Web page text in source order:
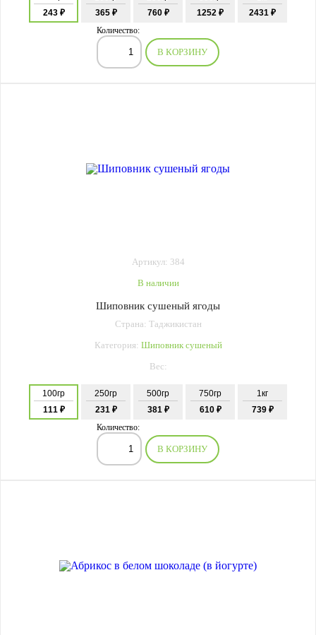
243 ₽
365 ₽
760 ₽
1252 ₽
2431 ₽
Количество:
В КОРЗИНУ
Артикул: 384
В наличии
Шиповник сушеный ягоды
Страна: Таджикистан
Категория: Шиповник сушеный
Вес:
100гр
111 ₽
250гр
231 ₽
500гр
381 ₽
750гр
610 ₽
1кг
739 ₽
Количество:
В КОРЗИНУ